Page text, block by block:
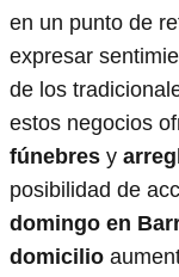
en un punto de
expresar
de los
estos negocios
fúnebres y
posibilidad de
domingo en
domicilio